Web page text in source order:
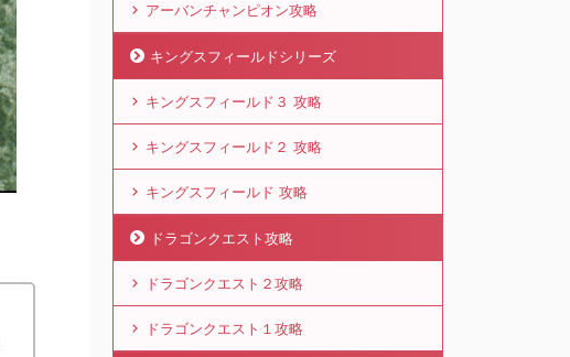
アーバンチャンピオン攻略
キングスフィールドシリーズ
キングスフィールド３ 攻略
キングスフィールド２ 攻略
キングスフィールド 攻略
ドラゴンクエスト攻略
ドラゴンクエスト２攻略
ドラゴンクエスト１攻略